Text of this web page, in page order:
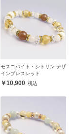
モスコバイト・シトリン デザ
インブレスレット
10,900